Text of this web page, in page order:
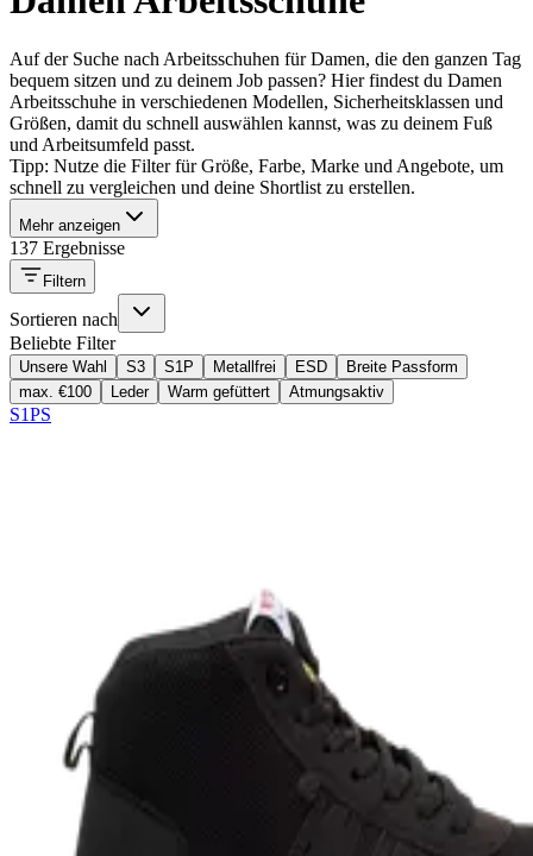
Auf der Suche nach Arbeitsschuhen für Damen, die den ganzen Tag
bequem sitzen und zu deinem Job passen? Hier findest du Damen
Arbeitsschuhe in verschiedenen Modellen, Sicherheitsklassen und
Größen, damit du schnell auswählen kannst, was zu deinem Fuß
und Arbeitsumfeld passt.
Tipp: Nutze die Filter für Größe, Farbe, Marke und Angebote, um
schnell zu vergleichen und deine Shortlist zu erstellen.
Mehr anzeigen
137 Ergebnisse
Filtern
Sortieren nach
Beliebte Filter
Unsere Wahl S3 S1P Metallfrei ESD
Breite Passform
max. €100
Leder Warm gefüttert Atmungsaktiv
S1PS